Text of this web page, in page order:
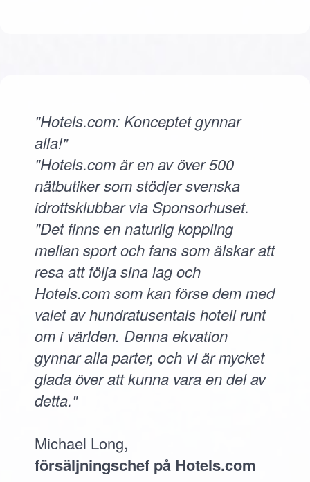
"Hotels.com: Konceptet gynnar
alla!"
"Hotels.com är en av över 500
nätbutiker som stödjer svenska
idrottsklubbar via Sponsorhuset.
"Det finns en naturlig koppling
mellan sport och fans som älskar att
resa att följa sina lag och
Hotels.com som kan förse dem med
valet av hundratusentals hotell runt
om i världen. Denna ekvation
gynnar alla parter, och vi är mycket
glada över att kunna vara en del av
detta."
Michael Long,
försäljningschef på Hotels.com